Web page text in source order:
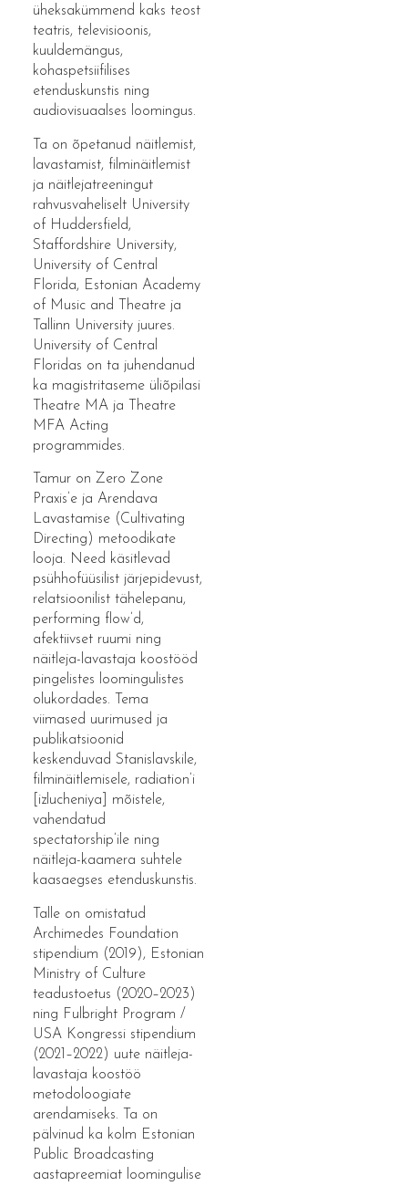
üheksakümmend kaks teost
teatris, televisioonis,
kuuldemängus,
kohaspetsiifilises
etenduskunstis ning
audiovisuaalses loomingus.
Ta on õpetanud näitlemist,
lavastamist, filminäitlemist
ja näitlejatreeningut
rahvusvaheliselt University
of Huddersfield,
Staffordshire University,
University of Central
Florida, Estonian Academy
of Music and Theatre ja
Tallinn University juures.
University of Central
Floridas on ta juhendanud
ka magistritaseme üliõpilasi
Theatre MA ja Theatre
MFA Acting
programmides.
Tamur on Zero Zone
Praxis’e ja Arendava
Lavastamise (Cultivating
Directing) metoodikate
looja. Need käsitlevad
psühhofüüsilist järjepidevust,
relatsioonilist tähelepanu,
performing flow’d,
afektiivset ruumi ning
näitleja-lavastaja koostööd
pingelistes loomingulistes
olukordades. Tema
viimased uurimused ja
publikatsioonid
keskenduvad Stanislavskile,
filminäitlemisele, radiation’i
[izlucheniya] mõistele,
vahendatud
spectatorship’ile ning
näitleja-kaamera suhtele
kaasaegses etenduskunstis.
Talle on omistatud
Archimedes Foundation
stipendium (2019), Estonian
Ministry of Culture
teadustoetus (2020–2023)
ning Fulbright Program /
USA Kongressi stipendium
(2021–2022) uute näitleja-
lavastaja koostöö
metodoloogiate
arendamiseks. Ta on
pälvinud ka kolm Estonian
Public Broadcasting
aastapreemiat loomingulise